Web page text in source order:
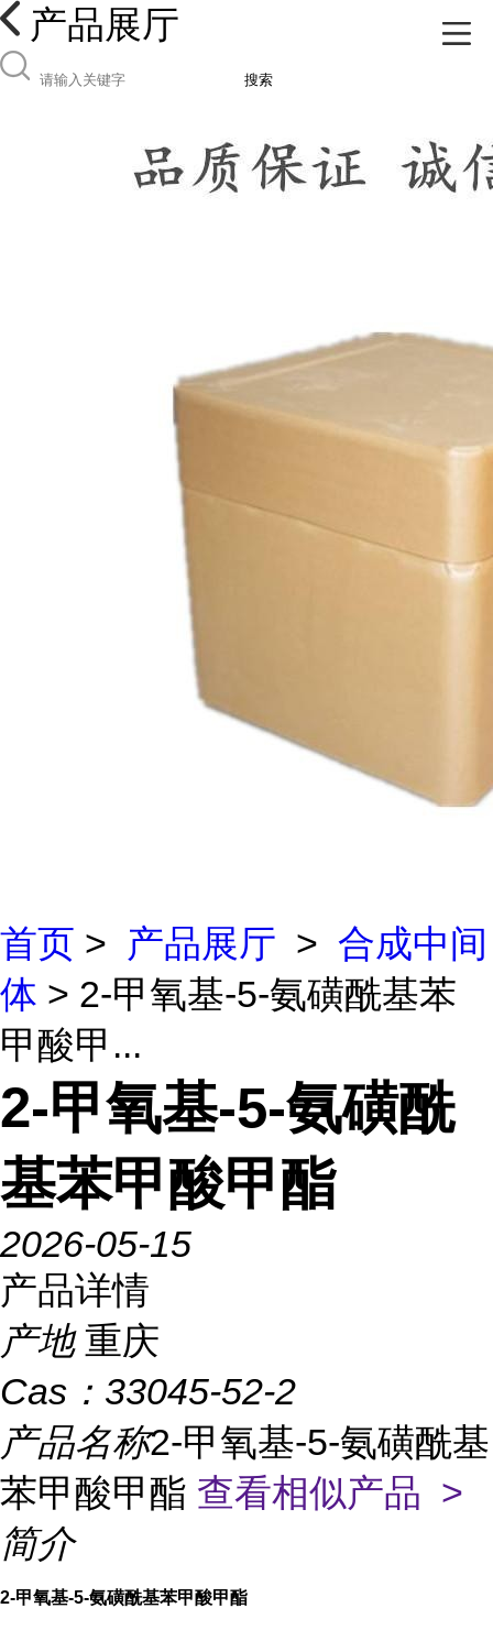
产品展厅
搜索
首页 > 产品展厅 > 合成中间
体 > 2-甲氧基-5-氨磺酰基苯
甲酸甲...
2-甲氧基-5-氨磺酰
基苯甲酸甲酯
2026-05-15
产品详情
产地 重庆
Cas： 33045-52-2
产品名称2-甲氧基-5-氨磺酰基
苯甲酸甲酯 查看相似产品 >
简介
2-甲氧基-5-氨磺酰基苯甲酸甲酯